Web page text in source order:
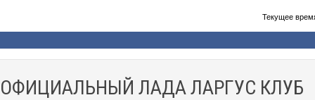
Текущее
ОФИЦИАЛЬНЫЙ ЛАДА ЛАРГУС КЛУБ